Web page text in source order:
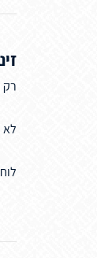
רק
לא
לוח